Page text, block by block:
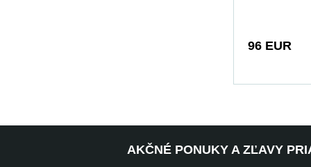
olivovo-
až
ľahké
neskorom
96 EUR
AKČNÉ PONUKY A ZĽAVY